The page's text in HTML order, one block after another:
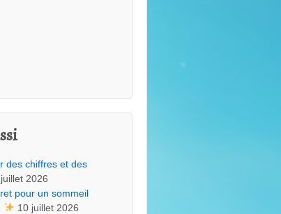
des chiffres et des
2026
pour un sommeil
10 juillet 2026